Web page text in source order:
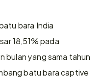
bara India
18,51% pada
bulan yang sama tahun
batu bara captive